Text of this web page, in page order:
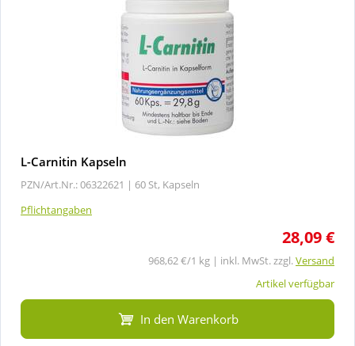
L-Carnitin Kapseln
PZN/Art.Nr.: 06322621 | 60 St, Kapseln
Pflichtangaben
28,09 €
968,62 €/1 kg | inkl. MwSt. zzgl.Versand
Artikel verfügbar
In den Warenkorb